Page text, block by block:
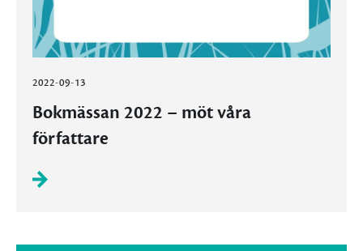
2022-09-13
Bokmässan 2022 – möt våra
författare